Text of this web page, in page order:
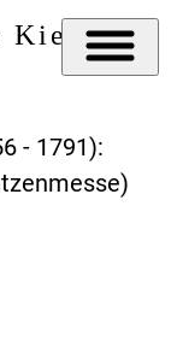
Kiel e.V.
- 1791):